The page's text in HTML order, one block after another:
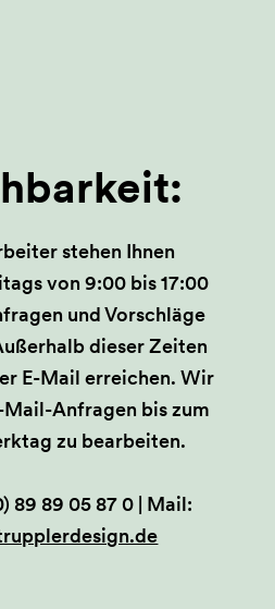
stehen Ihnen
von 9:00 bis 17:00
und Vorschläge
dieser Zeiten
E-Mail erreichen. Wir
Mail-Anfragen bis zum
zu bearbeiten.
89 89 05 87 0 | Mail: